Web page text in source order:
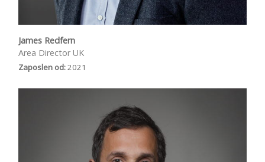
James Redfern
Area Director UK
Zaposlen od:2021